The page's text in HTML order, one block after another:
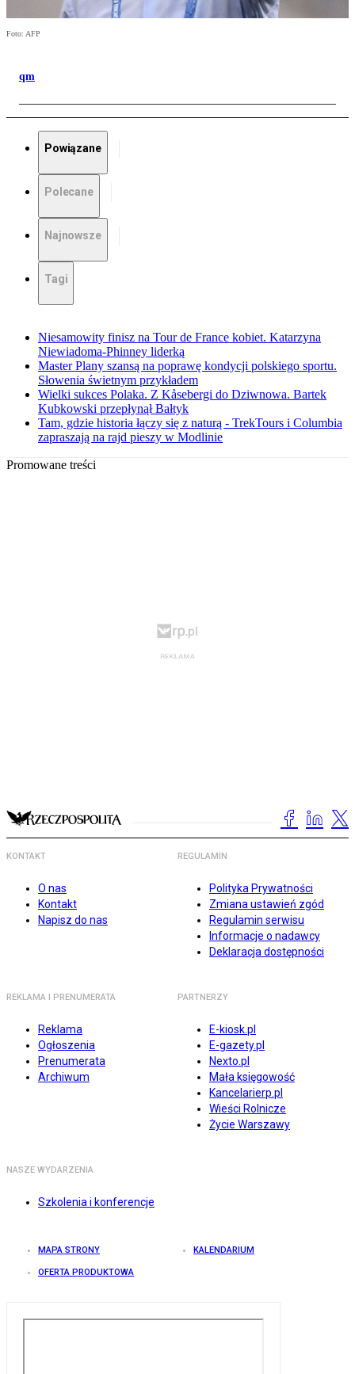
Foto: AFP
qm
Powiązane
Polecane
Najnowsze
Tagi
Niesamowity finisz na Tour de France kobiet. Katarzyna
Niewiadoma-Phinney liderką
Master Plany szansą na poprawę kondycji polskiego sportu.
Słowenia świetnym przykładem
Wielki sukces Polaka. Z Kåsebergi do Dziwnowa. Bartek
Kubkowski przepłynął Bałtyk
Tam, gdzie historia łączy się z naturą - TrekTours i Columbia
zapraszają na rajd pieszy w Modlinie
Promowane treści
KONTAKT
O nas
Kontakt
Napisz do nas
REGULAMIN
Polityka Prywatności
Zmiana ustawień zgód
Regulamin serwisu
Informacje o nadawcy
Deklaracja dostępności
REKLAMA I PRENUMERATA
Reklama
Ogłoszenia
Prenumerata
Archiwum
PARTNERZY
E-kiosk.pl
E-gazety.pl
Nexto.pl
Mała księgowość
Kancelarierp.pl
Wieści Rolnicze
Życie Warszawy
NASZE WYDARZENIA
Szkolenia i konferencje
MAPA STRONY KALENDARIUM
OFERTA PRODUKTOWA